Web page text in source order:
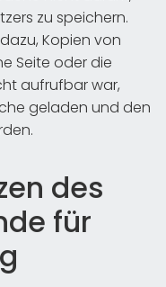
zu speichern.
Kopien von
Seite oder die
aufrufbar war,
geladen und den
des
für